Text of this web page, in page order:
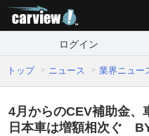
ログイン
トップ ニュース 業界ニュー
4月からのCEV補助金
日本車は増額相次ぐ